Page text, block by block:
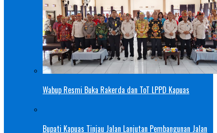
Wabup Resmi Buka Rakerda dan ToT LPPD Kapuas
Bupati Kapuas Tinjau Jalan Lanjutan Pembangunan Jalan